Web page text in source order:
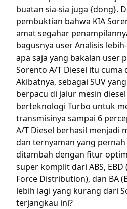
buatan sia-sia juga {dong}.
pembuktian bahwa KIA
amat segahar
bagusnya user Analisis
apa saja yang bakalan user
Sorento A/T Diesel itu cuma
Akibatnya, sebagai SUV
berpacu di jalur mesin diesel
berteknologi Turbo untuk
transmisinya sampai 6
A/T Diesel berhasil menjadi
dan ternyaman yang
ditambah dengan fitur
super komplit dari ABS,
Force Distribution), dan BA
lebih lagi yang kurang dari
terjangkau ini?